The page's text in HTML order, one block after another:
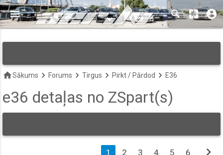
keyboard_arrow_down
menu search pages account_circle
homeSākums keyboard_arrow_right Forums keyboard_arrow_right Tirgus keyboard_arrow_right Pirkt / Pārdod keyboard_arrow_right E36
e36 detaļas no ZSpart(s)
1 2 3 4 5 6 chevron_right